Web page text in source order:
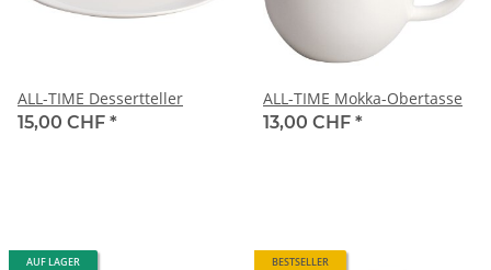
ALL-TIME Dessertteller
15,00 CHF *
ALL-TIME Mokka-Obertasse
13,00 CHF *
AUF LAGER BESTSELLER